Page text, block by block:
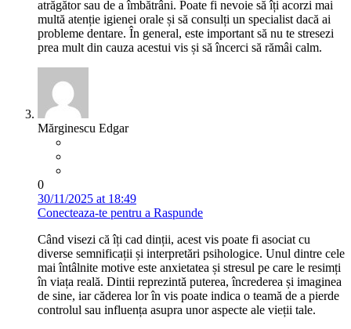
atrăgător sau de a îmbătrâni. Poate fi nevoie să îți acorzi mai
multă atenție igienei orale și să consulți un specialist dacă ai
probleme dentare. În general, este important să nu te stresezi
prea mult din cauza acestui vis și să încerci să rămâi calm.
Mărginescu Edgar
0
30/11/2025 at 18:49
Conecteaza-te pentru a Raspunde
Când visezi că îți cad dinții, acest vis poate fi asociat cu
diverse semnificații și interpretări psihologice. Unul dintre cele
mai întâlnite motive este anxietatea și stresul pe care le resimți
în viața reală. Dintii reprezintă puterea, încrederea și imaginea
de sine, iar căderea lor în vis poate indica o teamă de a pierde
controlul sau influența asupra unor aspecte ale vieții tale.